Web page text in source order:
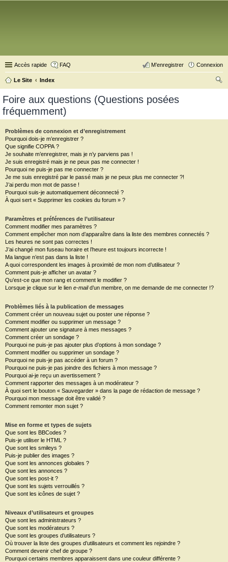
Accès rapide FAQ Connexion
M’enregistrer
Le Site
Index
Foire aux questions (Questions posées
fréquemment)
Problèmes de connexion et d’enregistrement
Pourquoi dois-je m’enregistrer ?
Que signifie COPPA ?
Je souhaite m’enregistrer, mais je n’y parviens pas !
Je suis enregistré mais je ne peux pas me connecter !
Pourquoi ne puis-je pas me connecter ?
Je me suis enregistré par le passé mais je ne peux plus me connecter ?!
J’ai perdu mon mot de passe !
Pourquoi suis-je automatiquement déconnecté ?
À quoi sert « Supprimer les cookies du forum » ?
Paramètres et préférences de l’utilisateur
Comment modifier mes paramètres ?
Comment empêcher mon nom d’apparaître dans la liste des membres connectés ?
Les heures ne sont pas correctes !
J’ai changé mon fuseau horaire et l’heure est toujours incorrecte !
Ma langue n’est pas dans la liste !
A quoi correspondent les images à proximité de mon nom d’utilisateur ?
Comment puis-je afficher un avatar ?
Qu’est-ce que mon rang et comment le modifier ?
Lorsque je clique sur le lien e-maild’un membre, on me demande de me connecter !?
Problèmes liés à la publication de messages
Comment créer un nouveau sujet ou poster une réponse ?
Comment modifier ou supprimer un message ?
Comment ajouter une signature à mes messages ?
Comment créer un sondage ?
Pourquoi ne puis-je pas ajouter plus d’options à mon sondage ?
Comment modifier ou supprimer un sondage ?
Pourquoi ne puis-je pas accéder à un forum ?
Pourquoi ne puis-je pas joindre des fichiers à mon message ?
Pourquoi ai-je reçu un avertissement ?
Comment rapporter des messages à un modérateur ?
À quoi sert le bouton « Sauvegarder » dans la page de rédaction de message ?
Pourquoi mon message doit être validé ?
Comment remonter mon sujet ?
Mise en forme et types de sujets
Que sont les BBCodes ?
Puis-je utiliser le HTML ?
Que sont les smileys ?
Puis-je publier des images ?
Que sont les annonces globales ?
Que sont les annonces ?
Que sont les post-it ?
Que sont les sujets verrouillés ?
Que sont les icônes de sujet ?
Niveaux d’utilisateurs et groupes
Que sont les administrateurs ?
Que sont les modérateurs ?
Que sont les groupes d’utilisateurs ?
Où trouver la liste des groupes d’utilisateurs et comment les rejoindre ?
Comment devenir chef de groupe ?
Pourquoi certains membres apparaissent dans une couleur différente ?